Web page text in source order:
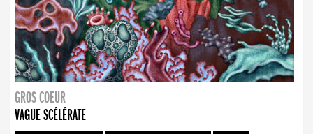
GROS COEUR
VAGUE SCÉLÉRATE